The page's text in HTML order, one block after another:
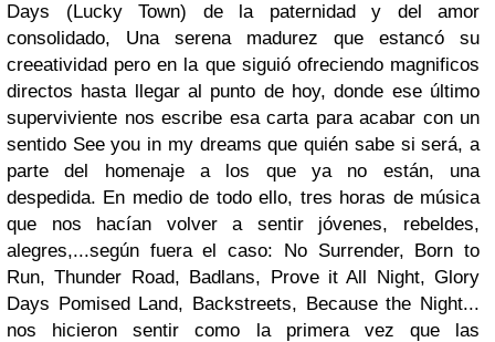
Days (Lucky Town) de la paternidad y del amor
consolidado, Una serena madurez que estancó su
creeatividad pero en la que siguió ofreciendo magnificos
directos hasta llegar al punto de hoy, donde ese último
superviviente nos escribe esa carta para acabar con un
sentido See you in my dreams que quién sabe si será, a
parte del homenaje a los que ya no están, una
despedida. En medio de todo ello, tres horas de música
que nos hacían volver a sentir jóvenes, rebeldes,
alegres,...según fuera el caso: No Surrender, Born to
Run, Thunder Road, Badlans, Prove it All Night, Glory
Days Pomised Land, Backstreets, Because the Night...
nos hicieron sentir como la primera vez que las